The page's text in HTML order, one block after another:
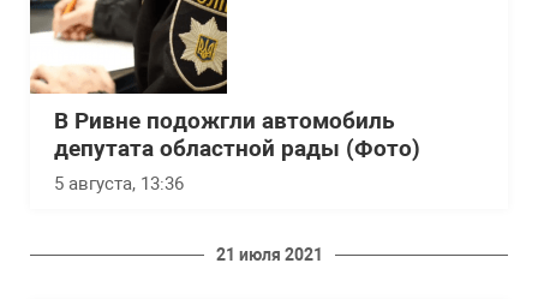
В Ривне подожгли автомобиль
депутата областной рады (Фото)
5 августа, 13:36
21 июля 2021